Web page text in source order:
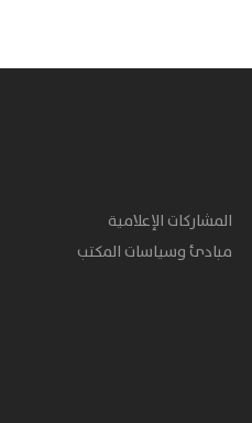
المشاركات الإعلامية
مبادئ وسياسات المكتب